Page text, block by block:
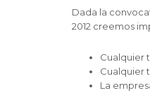
Dada la
2012 creemos
Cualquier
Cualquier
La